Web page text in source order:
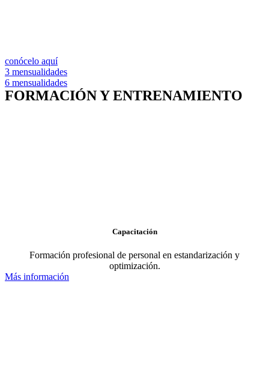
conócelo aquí
3 mensualidades
6 mensualidades
FORMACIÓN Y ENTRENAMIENTO
Capacitación
Formación profesional de personal en estandarización y
optimización.
Más información